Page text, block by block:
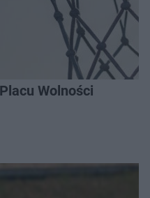
Wolności